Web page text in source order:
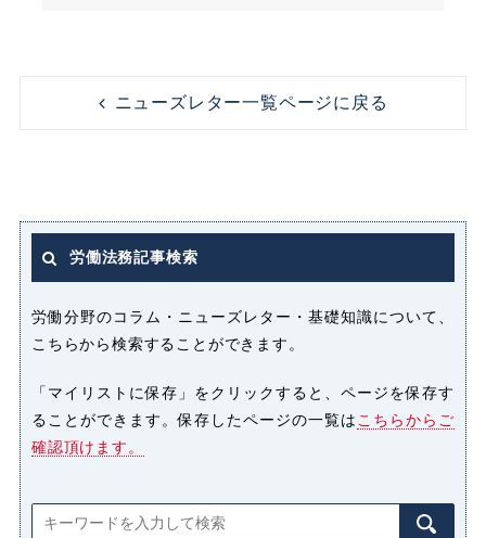
コンプライアンス
ラ）
パワーハラスメント（パワハラ）
ニューズレター一覧ページに戻る
労働法務記事検索
労働分野のコラム・ニューズレター・基礎知識について、
こちらから検索することができます。
「マイリストに保存」をクリックすると、ページを保存す
ることができます。保存したページの一覧は こちらからご
確認頂けます。